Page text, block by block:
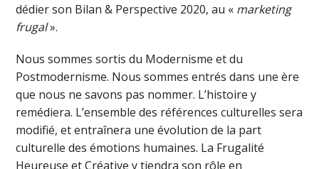
dédier son Bilan & Perspective 2020, au « marketing
frugal».
Nous sommes sortis du Modernisme et du
Postmodernisme. Nous sommes entrés dans une ère
que nous ne savons pas nommer. L’histoire y
remédiera. L’ensemble des références culturelles sera
modifié, et entraînera une évolution de la part
culturelle des émotions humaines. La Frugalité
Heureuse et Créative y tiendra son rôle en